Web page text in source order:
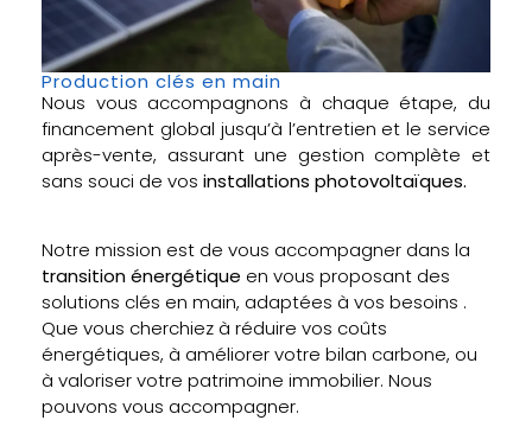
Production clés en main
Nous vous accompagnons à chaque étape, du
financement global jusqu’à l’entretien et le service
après-vente, assurant une gestion complète et
sans souci de vos installations photovoltaïques.
Notre mission est de vous accompagner dans la
transition énergétique en vous proposant des
solutions clés en main, adaptées à vos besoins .
Que vous cherchiez à réduire vos coûts
énergétiques, à améliorer votre bilan carbone, ou
à valoriser votre patrimoine immobilier. Nous
pouvons vous accompagner.